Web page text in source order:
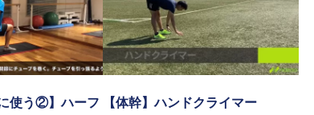
使う②】ハーフ
【体幹】ハンドクライマー